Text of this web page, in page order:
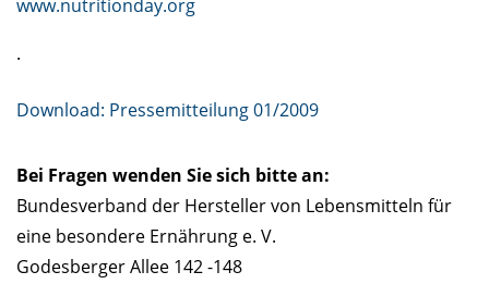
www.nutritionday.org
.
Download: Pressemitteilung 01/2009
Bei Fragen wenden Sie sich bitte an:
Bundesverband der Hersteller von Lebensmitteln für
eine besondere Ernährung e. V.
Godesberger Allee 142 -148